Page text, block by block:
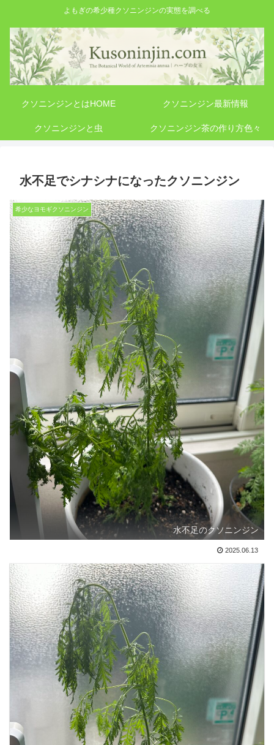
よもぎの希少種クソニンジンの実態を調べる
クソニンジンとはHOME クソニンジン最新情報
クソニンジンと虫 クソニンジン茶の作り方色々
水不足でシナシナになったクソニンジン
希少なヨモギクソニンジン
水不足のクソニンジン
2025.06.13